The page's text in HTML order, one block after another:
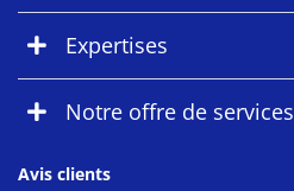
Expertises
Notre offre de services
Avis clients